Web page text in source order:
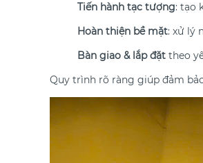
Tiến hành tạc tượng: tạo
Hoàn thiện bề mặt: xử lý
Bàn giao & lắp đặt theo
Quy trình rõ ràng giúp đảm